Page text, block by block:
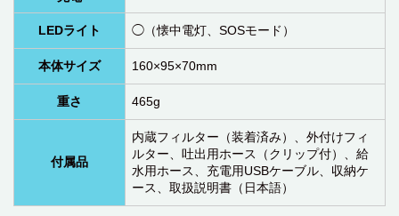
LEDライト ◯（懐中電灯、SOSモード）
本体サイズ 160×95×70mm
重さ 465g
付属品
内蔵フィルター（装着済み）、外付けフィ
ルター、吐出用ホース（クリップ付）、給
水用ホース、充電用USBケーブル、収納ケ
ース、取扱説明書（日本語）